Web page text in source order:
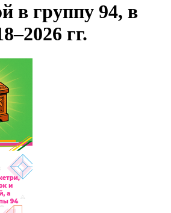
в группу 94, в
гг.